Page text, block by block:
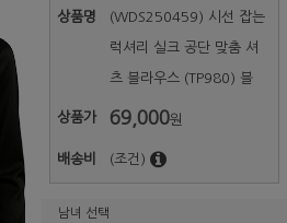
상품명 (WDS250459) 시선 잡는
럭셔리 실크 공단 맞춤 셔
츠 블라우스 (TP980) 블
상품가 69,000원
배송비 (조건)
남녀 선택